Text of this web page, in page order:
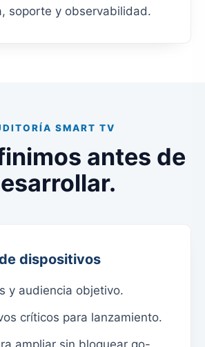
soporte y observabilidad.
SMART TV
antes de
dispositivos
y audiencia objetivo.
críticos para lanzamiento.
ampliar sin bloquear go-